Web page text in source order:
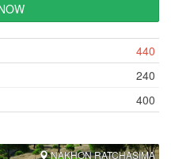
440
240
400
NAKHON RATCHASIMA